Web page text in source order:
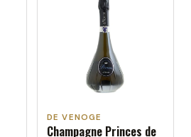
DE VENOGE
Champagne Princes de